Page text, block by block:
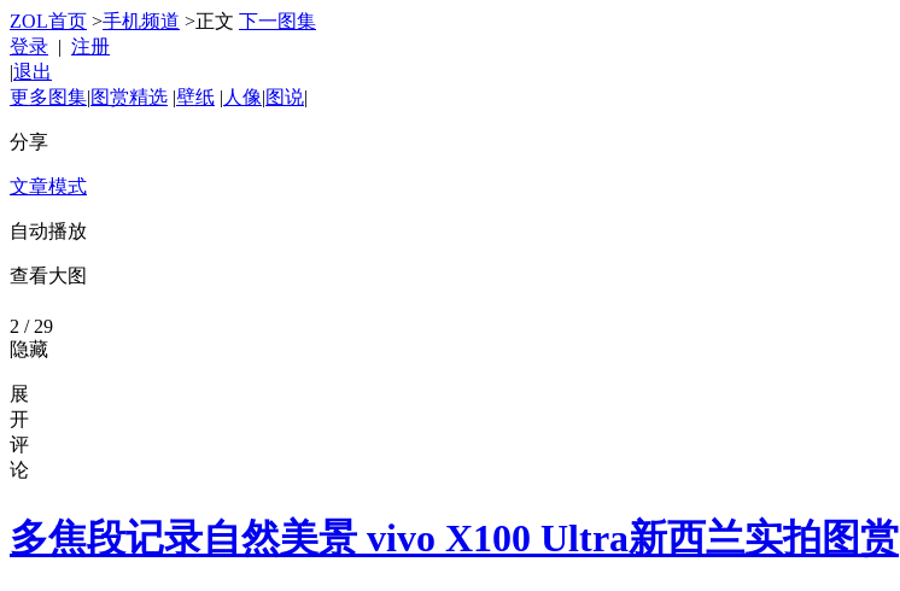
ZOL首页 >手机频道 >正文 下一图集
登录 | 注册
|退出
更多图集|图赏精选 |壁纸 | 人像|图说|
分享
文章模式
自动播放
查看大图
2 / 29
隐藏
展
开
评
论
多焦段记录自然美景 vivo X100 Ultra新西兰实拍图赏